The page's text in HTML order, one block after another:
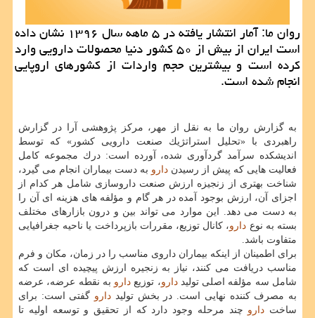
روان ما: آمار انتشار یافته در ۵ ماهه سال ۱۳۹۶ نشان داده
است ایران از بیش از ۵۰ كشور دنیا محصولات دارویی وارد
كرده است و بیشترین حجم واردات از كشورهای اروپایی
انجام شده است.
به گزارش روان ما به نقل از مهر، مركز پژوهشی آرا در گزارش
راهبردی با «تحلیل استراتژیك صنعت دارویی كشور» كه توسط
اندیشكده سرآمد گردآوری شده، آورده است: درك مجموعه كامل
فعالیت هایی كه پیش از رسیدن دارو به دست بیماران انجام می گیرد،
شناخت بهتری از زنجیزه ارزش صنعت داروسازی شامل هر كدام از
اجزای آن، ارزش بوجود آمده در هر گام و مؤلفه های هزینه ای آن را
به دست می دهد. این موارد می تواند بین و درون بازارهای مختلف
بسته به نوع دارو، كانال توزیع، مقررات بازپرداخت یا ناحیه جغرافیایی
متفاوت باشد.
برای اطمینان از اینكه بیماران داروی مناسب را در زمان، مكان و فرم
مناسب دریافت می كنند، نیاز به زنجیره ارزش پیچیده ای است كه
شامل سه مؤلفه اصلی تولیددارو، توزیع دارو به نقطه عرضه، عرضه
به مصرف كننده نهایی است. در بخش تولید دارو گفتی است: برای
ساخت دارو چند مرحله وجود دارد كه از تحقیق و توسعه اولیه تا